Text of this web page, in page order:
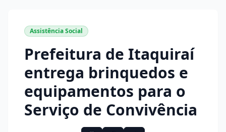
Assistência Social
Prefeitura de Itaquiraí
entrega brinquedos e
equipamentos para o
Serviço de Convivência